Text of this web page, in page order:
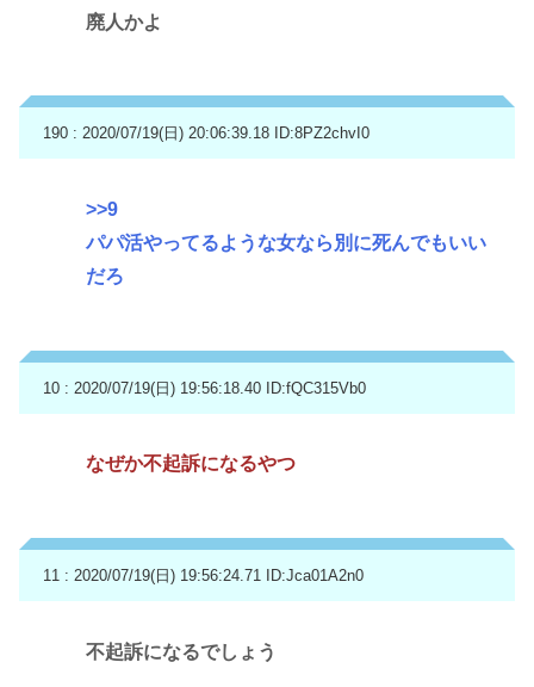
廃人かよ
190 : 2020/07/19(日) 20:06:39.18 ID:8PZ2chvI0
>>9
パパ活やってるような女なら別に死んでもいい
だろ
10 : 2020/07/19(日) 19:56:18.40 ID:fQC315Vb0
なぜか不起訴になるやつ
11 : 2020/07/19(日) 19:56:24.71 ID:Jca01A2n0
不起訴になるでしょう